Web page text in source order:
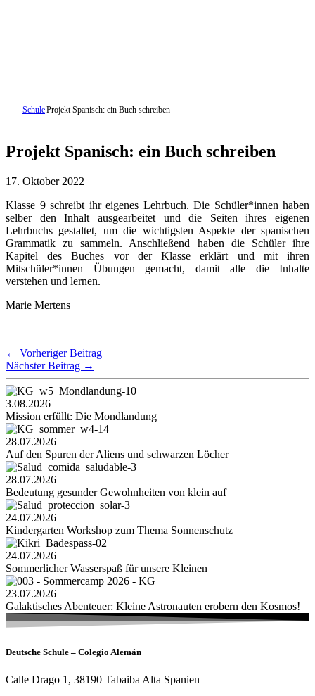
SchuleProjekt Spanisch: ein Buch schreiben
Projekt Spanisch: ein Buch schreiben
17. Oktober 2022
Klasse 9 schreibt ihr eigenes Lehrbuch. Die Schüler*innen haben
selber den Inhalt ausgearbeitet und die Seiten ihres eigenen
Lehrbuchs gestaltet, um die wichtigsten Aspekte der spanischen
Grammatik zu sammeln. Anschließend haben die Schüler ihre
Kapitel des Buches vor der Klasse erklärt und mit ihren
Mitschüler*innen Übungen gemacht, damit alle die Inhalte
verstehen und lernen.
Marie Mertens
← Vorheriger Beitrag
Nächster Beitrag →
3.08.2026
Mission erfüllt: Die Mondlandung
28.07.2026
Auf den Spuren der Aliens und schwarzen Löcher
28.07.2026
Bedeutung gesunder Gewohnheiten von klein auf
24.07.2026
Kindergarten Workshop zum Thema Sonnenschutz
24.07.2026
Sommerlicher Wasserspaß für unsere Kleinen
23.07.2026
Galaktisches Abenteuer: Kleine Astronauten erobern den Kosmos!
Deutsche Schule – Colegio Alemán
Calle Drago 1, 38190 Tabaiba Alta Spanien